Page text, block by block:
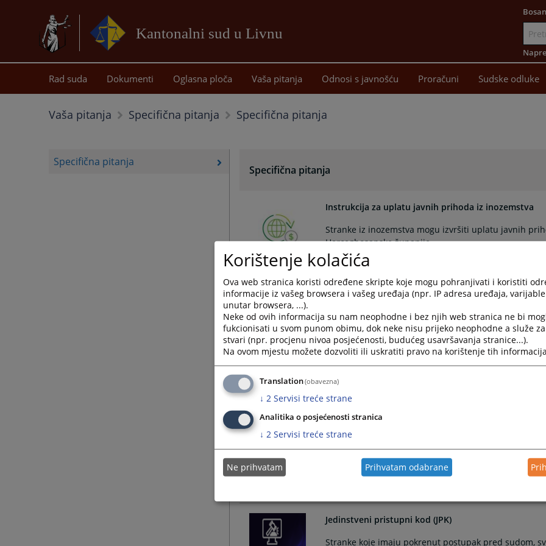
Kantonalni sud u Livnu
sadržaj
Rad suda Dokumenti Oglasna ploča Vaša pitanja Odnosi s javnošću Proračuni Sudske odluke
Vaša pitanja Specifična pitanja Specifična pitanja
Specifična pitanja
Specifična pitanja
Instrukcija za uplatu javnih prihoda iz inozemstva
Stranke iz inozemstva mogu izvršiti uplatu javnih
Hercegbosanske županije.
Kako popuniti platni nalog (uplatnicu)?
Popunjavanje naloga za plaćanje propisano je
prihoda u Federaciji...
Priznavanje stranih sudskih odluka
Postupak priznavanja stranih sudskih i stranih
subjekta (stranka u postupku ili njen univerzalni ili
Kako mogu doći na razgovor kod predsjednika suda?
Stranke koje žele prijem kod predsjednika suda
razloga za prijem kod predsjednika suda, s
Jedinstveni pristupni kod (JPK)
Stranke koje imaju pokrenut postupak pred sudom,
Korištenje kolačića
Ova web stranica koristi određene skripte koje mogu pohranjivati i koristiti
informacije iz vašeg browsera i vašeg uređaja (npr. IP adresa uređaja,
unutar browsera, ...).
Neke od ovih informacija su nam neophodne i bez njih web stranica ne bi
fukcionisati u svom punom obimu, dok neke nisu prijeko neophodne a služe
stvari (npr. procjenu nivoa posjećenosti, budućeg usavršavanja stranice...).
Na ovom mjestu možete dozvoliti ili uskratiti pravo na korištenje tih
Translation(obavezna)
↓ 2 Servisi treće strane
Analitika o posjećenosti stranica
↓ 2 Servisi treće strane
Ne prihvatam Prihvatam odabrane